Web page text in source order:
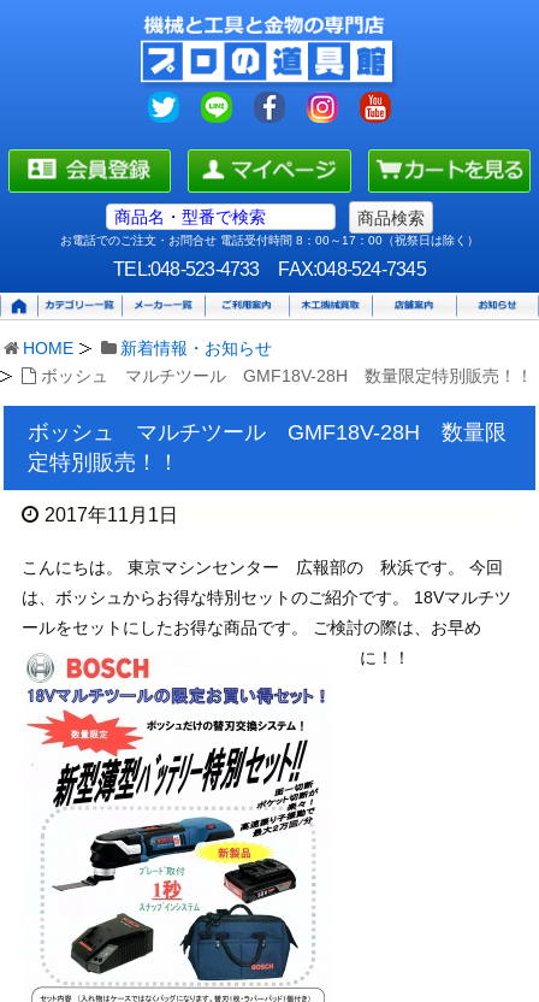
お電話でのご注文・お問合せ 電話受付時間 8：00～17：00（祝祭日は除く）
TEL:048-523-4733 FAX:048-524-7345
HOME
新着情報・お知らせ
ボッシュ マルチツール GMF18V-28H 数量限定特別販売！！
ボッシュ マルチツール GMF18V-28H 数量限
定特別販売！！
2017年11月1日
こんにちは。 東京マシンセンター 広報部の 秋浜です。 今回
は、ボッシュからお得な特別セットのご紹介です。 18Vマルチツ
ールをセットにしたお得な商品です。 ご検討の際は、お早め
に！！